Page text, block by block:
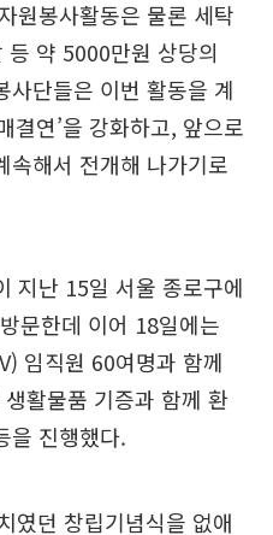
원봉사활동은 물론 세탁
약 5000만원 상당의
사단들은 이번 활동을 계
결연’을 강화하고, 앞으로
속해서 전개해 나가기로
지난 15일 서울 종로구에
문한데 이어 18일에는
임직원 60여명과 함께
활물품 기증과 함께 환
을 진행했다.
였던 창립기념식을 없애